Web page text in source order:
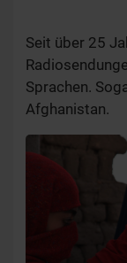
Seit über 25
Sprachen.
Afghanistan.